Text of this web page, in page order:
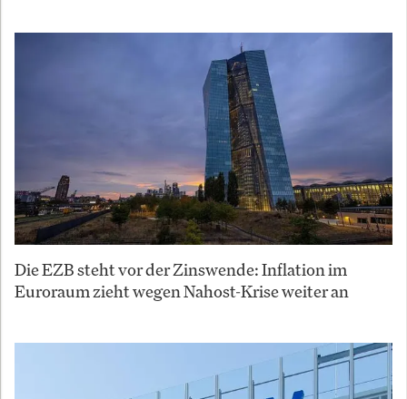
Die EZB steht vor der Zinswende: Inflation im
Euroraum zieht wegen Nahost-Krise weiter an